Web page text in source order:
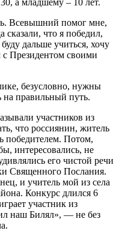
Всевышний помог мне,
сказали, что я победил,
дальше учиться, хочу
Президентом своими
безусловно, нужны
на правильный путь.
участников из
что россиянин, житель
победителем. Потом,
интересовались, не
его чистой речи
Священного Послания.
и учитель мой из села
Конкурс длился 6
участник из
наш Билял», — не без